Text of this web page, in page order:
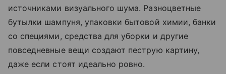
источниками визуального шума. Разноцветные
бутылки шампуня, упаковки бытовой химии, банки
со специями, средства для уборки и другие
повседневные вещи создают пеструю картину,
даже если стоят идеально ровно.